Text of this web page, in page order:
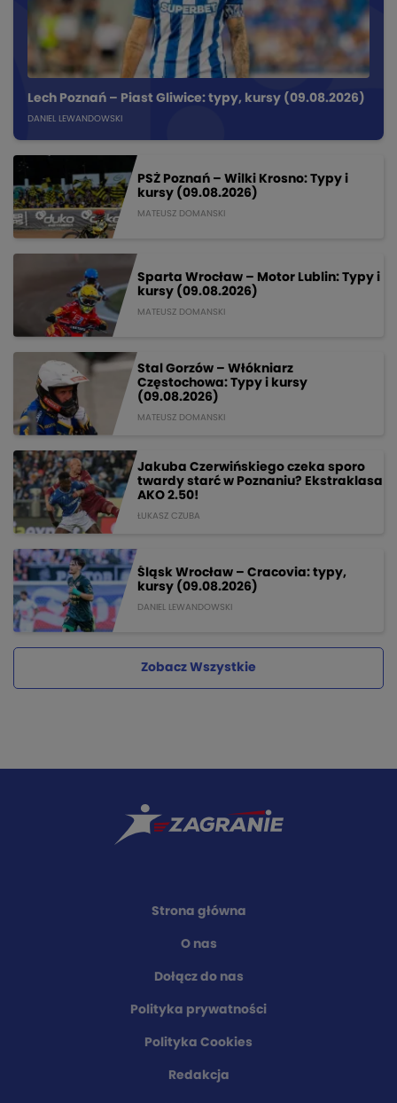
Lech Poznań – Piast Gliwice: typy, kursy (09.08.2026)
DANIEL LEWANDOWSKI
PSŻ Poznań – Wilki Krosno: Typy i
kursy (09.08.2026)
MATEUSZ DOMANSKI
Sparta Wrocław – Motor Lublin: Typy i
kursy (09.08.2026)
MATEUSZ DOMANSKI
Stal Gorzów – Włókniarz
Częstochowa: Typy i kursy
(09.08.2026)
MATEUSZ DOMANSKI
Jakuba Czerwińskiego czeka sporo
twardy starć w Poznaniu? Ekstraklasa
AKO 2.50!
ŁUKASZ CZUBA
Śląsk Wrocław – Cracovia: typy,
kursy (09.08.2026)
DANIEL LEWANDOWSKI
Zobacz Wszystkie
Strona główna
O nas
Dołącz do nas
Polityka prywatności
Polityka Cookies
Redakcja